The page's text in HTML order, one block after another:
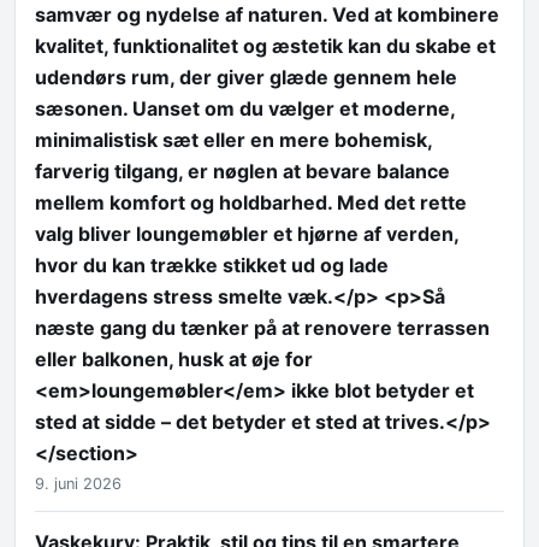
samvær og nydelse af naturen. Ved at kombinere
kvalitet, funktionalitet og æstetik kan du skabe et
udendørs rum, der giver glæde gennem hele
sæsonen. Uanset om du vælger et moderne,
minimalistisk sæt eller en mere bohemisk,
farverig tilgang, er nøglen at bevare balance
mellem komfort og holdbarhed. Med det rette
valg bliver loungemøbler et hjørne af verden,
hvor du kan trække stikket ud og lade
hverdagens stress smelte væk.</p> <p>Så
næste gang du tænker på at renovere terrassen
eller balkonen, husk at øje for
<em>loungemøbler</em> ikke blot betyder et
sted at sidde – det betyder et sted at trives.</p>
</section>
9. juni 2026